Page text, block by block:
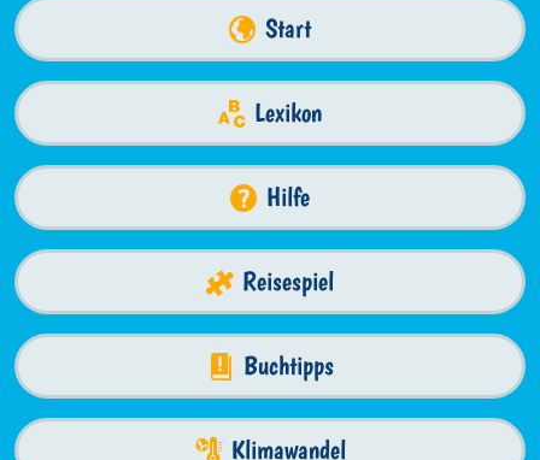
Start
Lexikon
Hilfe
Reisespiel
Buchtipps
Klimawandel